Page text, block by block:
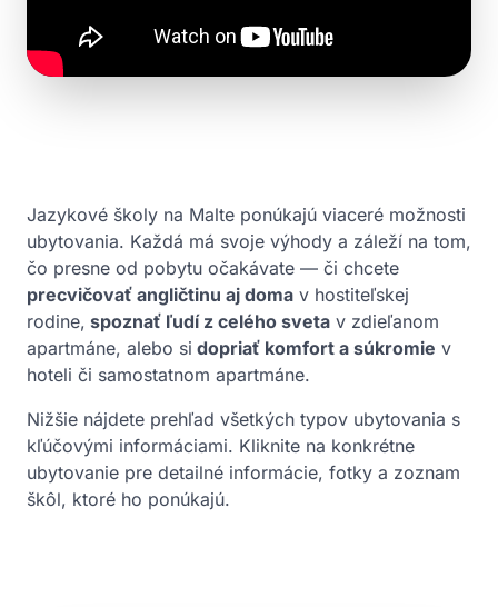
Jazykové školy na Malte ponúkajú viaceré možnosti
ubytovania. Každá má svoje výhody a záleží na tom,
čo presne od pobytu očakávate — či chcete
precvičovať angličtinu aj doma v hostiteľskej
rodine, spoznať ľudí z celého sveta v zdieľanom
apartmáne, alebo si dopriať komfort a súkromie v
hoteli či samostatnom apartmáne.
Nižšie nájdete prehľad všetkých typov ubytovania s
kľúčovými informáciami. Kliknite na konkrétne
ubytovanie pre detailné informácie, fotky a zoznam
škôl, ktoré ho ponúkajú.